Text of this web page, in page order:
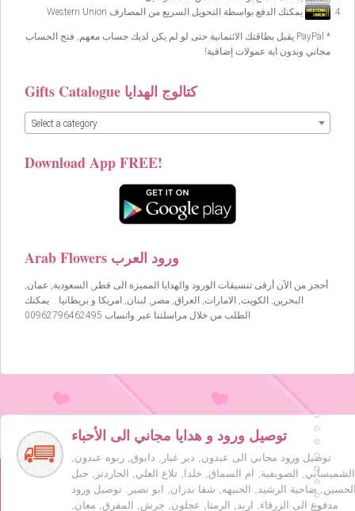
يمكنك الدفع بواسطة التحويل السريع من المصارف Western Union
* PayPal يقبل بطاقتك الائتمانية حتى لو لم يكن لديك حساب معهم, فتح الحساب
مجاني وبدون اية عمولات إضافية!
Gifts Catalogue كتالوج الهدايا
Select a category
Download App FREE!
Arab Flowers ورود العرب
أحجز من الآن أرقى تنسيقات الورود والهدايا المميزة الى قطر, السعودية, عمان,
البحرين, الكويت, الامارات, العراق, مصر, لبنان, امريكا و بريطانيا… يمكنك
الطلب من خلال مراسلتنا عبر واتساب 00962796462495
توصيل ورود و هدايا مجاني الى الأحباء
توصيل ورود مجاني الى عبدون, دير غبار, دابوق, ربوه عبدون,
الشميساني, الصويفية, ام السماق, خلدا, تلاع العلي, الجاردنز, جبل
ضاحية الرشيد, الجبيهه, شفا بدران, ابو نصير. توصيل ورود
مدفوع الى الزرقاء, اربد, الرمثا, عجلون, جرش, المفرق, معان,